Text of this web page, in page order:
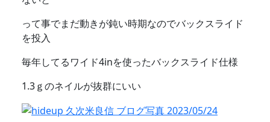
って事でまだ動きが鈍い時期なのでバックスライド
を投入
毎年してるワイド4inを使ったバックスライド仕様
1.3ｇのネイルが抜群にいい